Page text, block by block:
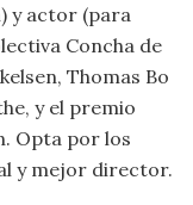
y actor (para
Concha de
Thomas Bo
y el premio
Opta por los
y mejor director.